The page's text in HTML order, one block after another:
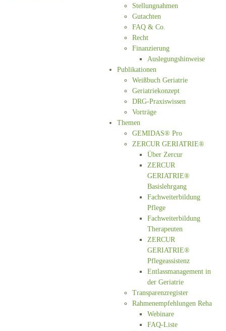
Stellungnahmen
Gutachten
FAQ & Co.
Recht
Finanzierung
Auslegungshinweise
Publikationen
Weißbuch Geriatrie
Geriatriekonzept
DRG-Praxiswissen
Vorträge
Themen
GEMIDAS® Pro
ZERCUR GERIATRIE®
Über Zercur
ZERCUR
GERIATRIE®
Basislehrgang
Fachweiterbildung
Pflege
Fachweiterbildung
Therapeuten
ZERCUR
GERIATRIE®
Pflegeassistenz
Entlassmanagement in
der Geriatrie
Transparenzregister
Rahmenempfehlungen Reha
Webinare
FAQ-Liste